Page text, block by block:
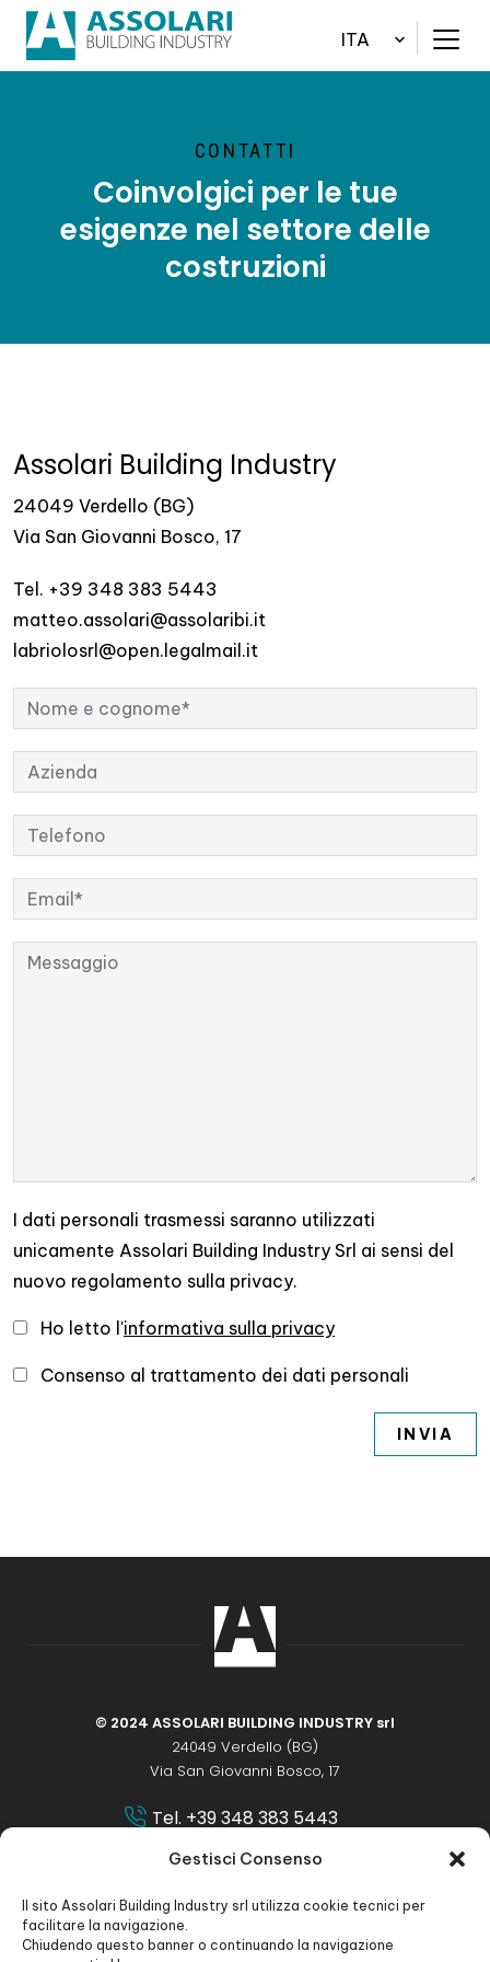
Gestisci Consenso
Il sito Assolari Building Industry srl utilizza cookie tecnici per
facilitare la navigazione.
Chiudendo questo banner o continuando la navigazione
ITA
CONTATTI
Coinvolgici per le tue
esigenze nel settore delle
costruzioni
Assolari Building Industry
24049 Verdello (BG)
Via San Giovanni Bosco, 17
Tel. +39 348 383 5443
matteo.assolari@assolaribi.it
labriolosrl@open.legalmail.it
I dati personali trasmessi saranno utilizzati
unicamente Assolari Building Industry Srl ai sensi del
nuovo regolamento sulla privacy.
Ho letto l'informativa sulla privacy
Consenso al trattamento dei dati personali
© 2024 ASSOLARI BUILDING INDUSTRY srl
24049 Verdello (BG)
Via San Giovanni Bosco, 17
Tel. +39 348 383 5443
labriolosrl@open.legalmail.it
ADERENTE A: